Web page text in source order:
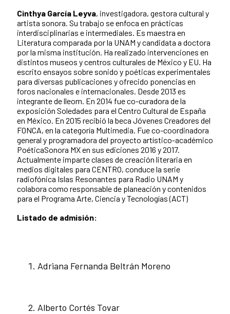
Cinthya García Leyva, investigadora, gestora cultural y
artista sonora. Su trabajo se enfoca en prácticas
interdisciplinarias e intermediales. Es maestra en
Literatura comparada por la UNAM y candidata a doctora
por la misma institución. Ha realizado intervenciones en
distintos museos y centros culturales de México y EU. Ha
escrito ensayos sobre sonido y poéticas experimentales
para diversas publicaciones y ofrecido ponencias en
foros nacionales e internacionales. Desde 2013 es
integrante de lleom. En 2014 fue co-curadora de la
exposición Soledades para el Centro Cultural de España
en México. En 2015 recibió la beca Jóvenes Creadores del
FONCA, en la categoría Multimedia. Fue co-coordinadora
general y programadora del proyecto artístico-académico
PoéticaSonora MX en sus ediciones 2016 y 2017.
Actualmente imparte clases de creación literaria en
medios digitales para CENTRO, conduce la serie
radiofónica Islas Resonantes para Radio UNAM y
colabora como responsable de planeación y contenidos
para el Programa Arte, Ciencia y Tecnologías (ACT)
Listado de admisión:
Adriana Fernanda Beltrán Moreno
Alberto Cortés Tovar